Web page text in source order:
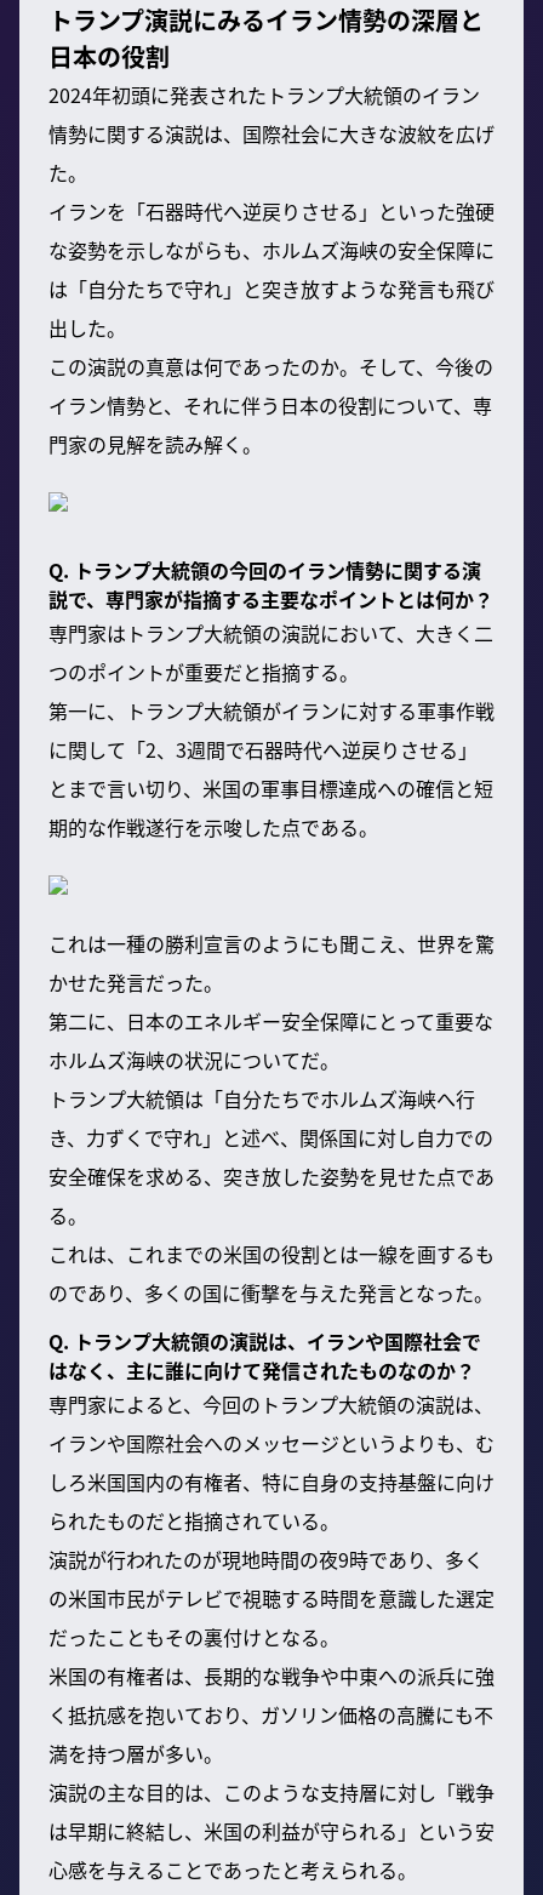
トランプ演説にみるイラン情勢の深層と
日本の役割
2024年初頭に発表されたトランプ大統領のイラン
情勢に関する演説は、国際社会に大きな波紋を広げ
た。
イランを「石器時代へ逆戻りさせる」といった強硬
な姿勢を示しながらも、ホルムズ海峡の安全保障に
は「自分たちで守れ」と突き放すような発言も飛び
出した。
この演説の真意は何であったのか。そして、今後の
イラン情勢と、それに伴う日本の役割について、専
門家の見解を読み解く。
Q. トランプ大統領の今回のイラン情勢に関する演
説で、専門家が指摘する主要なポイントとは何か？
専門家はトランプ大統領の演説において、大きく二
つのポイントが重要だと指摘する。
第一に、トランプ大統領がイランに対する軍事作戦
に関して「2、3週間で石器時代へ逆戻りさせる」
とまで言い切り、米国の軍事目標達成への確信と短
期的な作戦遂行を示唆した点である。
これは一種の勝利宣言のようにも聞こえ、世界を驚
かせた発言だった。
第二に、日本のエネルギー安全保障にとって重要な
ホルムズ海峡の状況についてだ。
トランプ大統領は「自分たちでホルムズ海峡へ行
き、力ずくで守れ」と述べ、関係国に対し自力での
安全確保を求める、突き放した姿勢を見せた点であ
る。
これは、これまでの米国の役割とは一線を画するも
のであり、多くの国に衝撃を与えた発言となった。
Q. トランプ大統領の演説は、イランや国際社会で
はなく、主に誰に向けて発信されたものなのか？
専門家によると、今回のトランプ大統領の演説は、
イランや国際社会へのメッセージというよりも、む
しろ米国国内の有権者、特に自身の支持基盤に向け
られたものだと指摘されている。
演説が行われたのが現地時間の夜9時であり、多く
の米国市民がテレビで視聴する時間を意識した選定
だったこともその裏付けとなる。
米国の有権者は、長期的な戦争や中東への派兵に強
く抵抗感を抱いており、ガソリン価格の高騰にも不
満を持つ層が多い。
演説の主な目的は、このような支持層に対し「戦争
は早期に終結し、米国の利益が守られる」という安
心感を与えることであったと考えられる。